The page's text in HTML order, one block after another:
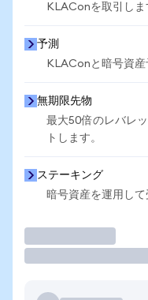
KLAConを取引しま
予測
KLAConと暗号資産
無期限先物
最大50倍のレバレ
トします。
ステーキング
暗号資産を運用して